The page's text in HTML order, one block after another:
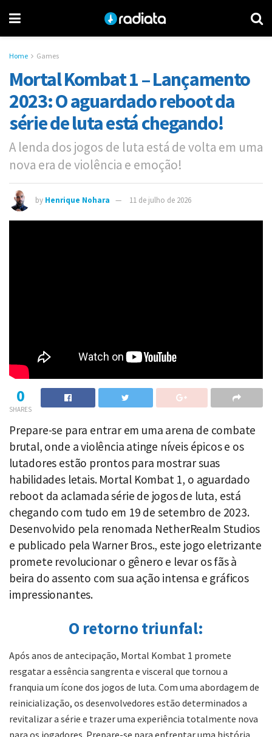
Home Games
Mortal Kombat 1 – Lançamento
2023: O aguardado reboot da
série de luta está chegando!
A lenda dos jogos de luta está de volta em uma
nova era de violência e emoção!
by Henrique Nohara 11 de julho de 2026
0
SHARES
Prepare-se para entrar em uma arena de combate
brutal, onde a violência atinge níveis épicos e os
lutadores estão prontos para mostrar suas
habilidades letais. Mortal Kombat 1, o aguardado
reboot da aclamada série de jogos de luta, está
chegando com tudo em 19 de setembro de 2023.
Desenvolvido pela renomada NetherRealm Studios
e publicado pela Warner Bros., este jogo eletrizante
promete revolucionar o gênero e levar os fãs à
beira do assento com sua ação intensa e gráficos
impressionantes.
O retorno triunfal:
Após anos de antecipação, Mortal Kombat 1 promete
resgatar a essência sangrenta e visceral que tornou a
franquia um ícone dos jogos de luta. Com uma abordagem de
reinicialização, os desenvolvedores estão determinados a
revitalizar a série e trazer uma experiência totalmente nova
para os jogadores. Prepare-se para enfrentar uma história